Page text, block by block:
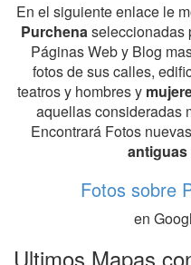
En el siguiente enlace le
Purchenaseleccionadas
Páginas Web y Blog
fotos de sus calles,
teatros y hombres y
aquellas consideradas
Encontrará Fotos
antiguas
Fotos sobre
en
Ultimos Mapas